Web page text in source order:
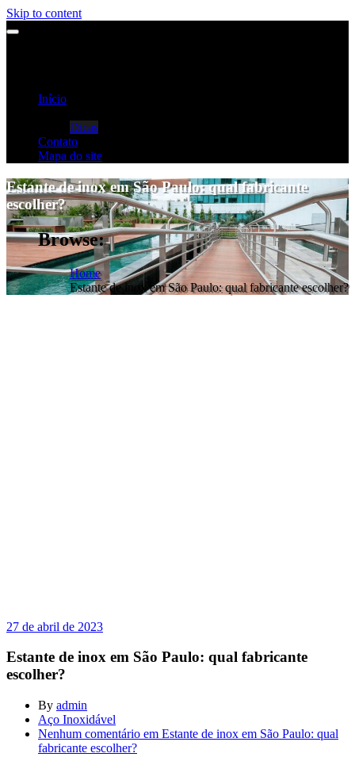
Skip to content
Início
Dicas
Contato
Mapa do site
Estante de inox em São Paulo: qual fabricante
escolher?
Browse:
Home
Estante de inox em São Paulo: qual fabricante escolher?
27 de abril de 2023
Estante de inox em São Paulo: qual fabricante
escolher?
By admin
Aço Inoxidável
Nenhum comentário em Estante de inox em São Paulo: qual
fabricante escolher?